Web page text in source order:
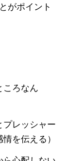
がポイント
ころなん
プレッシャー
を伝える）